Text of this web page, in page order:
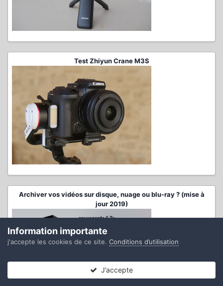
Test Zhiyun Crane M3S
Archiver vos vidéos sur disque, nuage ou blu-ray ? (mise à
jour 2019)
Information importante
j'accepte les cookies de ce site. Conditions d’utilisation
J’accepte